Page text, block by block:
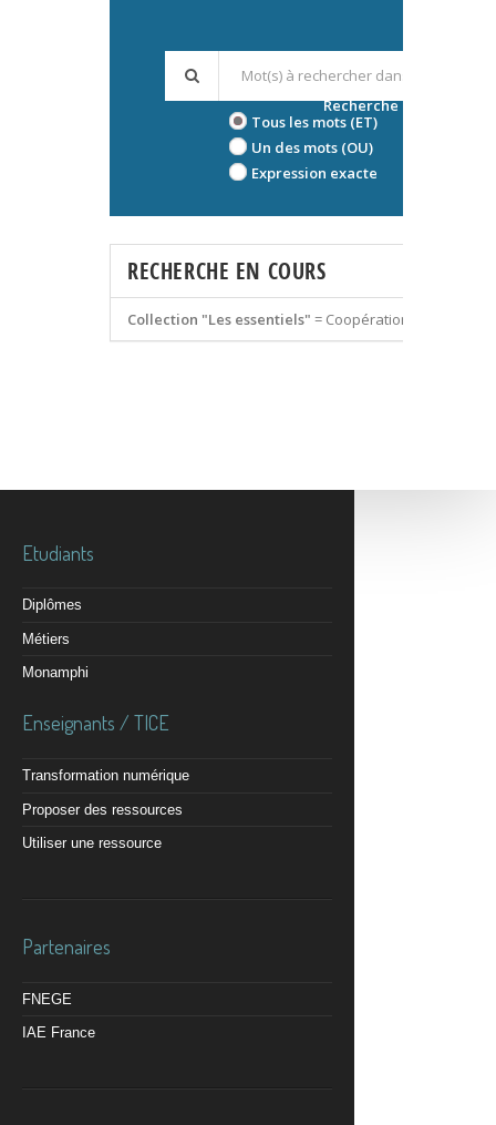
Tous les mots (ET)
Un des mots (OU)
Expression exacte
Recherche avancée
RECHERCHE EN COURS
Collection "Les essentiels" = Coopération économique
Etudiants
Diplômes
Métiers
Monamphi
Enseignants / TICE
Transformation numérique
Proposer des ressources
Utiliser une ressource
Partenaires
FNEGE
IAE France